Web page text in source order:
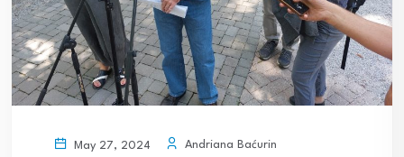
May 27, 2024
Andriana Baćurin